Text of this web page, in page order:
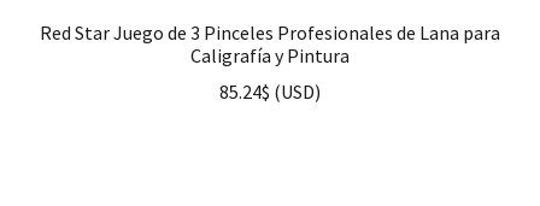
Red Star Juego de 3 Pinceles Profesionales de Lana para
Caligrafía y Pintura
85.24$ (USD)